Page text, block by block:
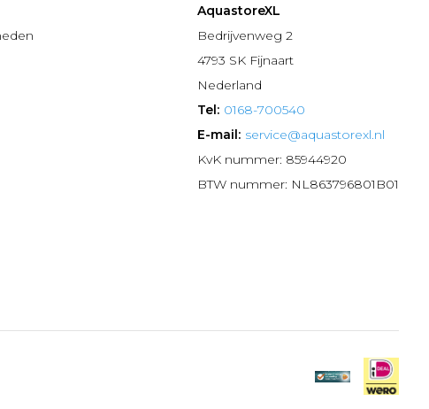
AquastoreXL
Bedrijvenweg 2
4793 SK Fijnaart
Nederland
Tel: 0168-700540
E-mail: service@aquastorexl.nl
KvK nummer: 85944920
BTW nummer: NL863796801B01